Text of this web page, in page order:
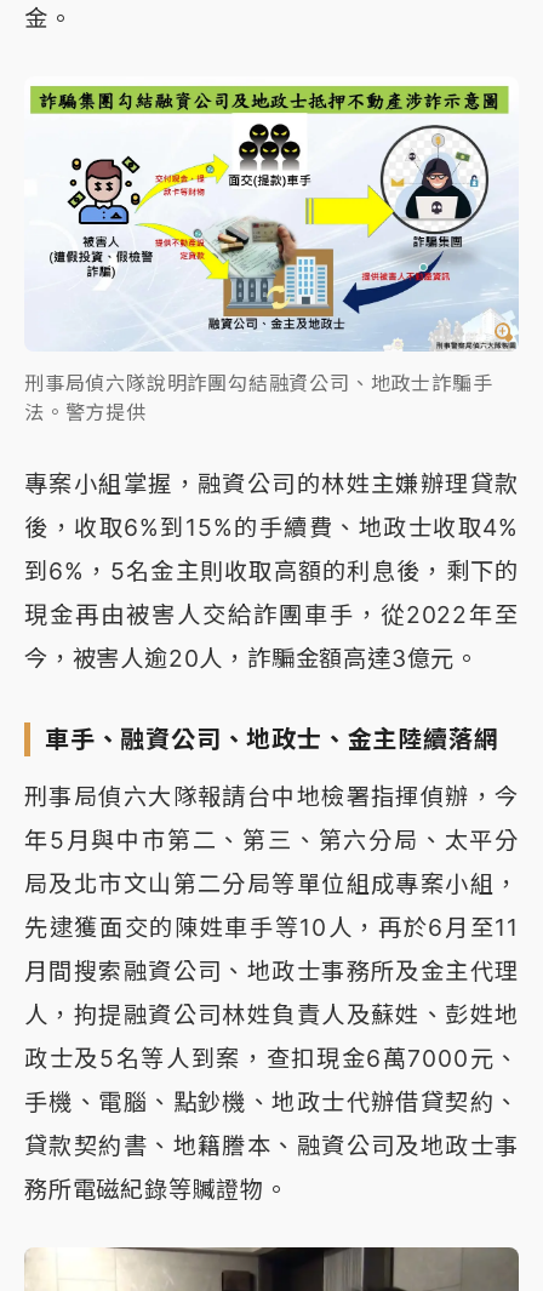
金。
刑事局偵六隊說明詐團勾結融資公司、地政士詐騙手
法。警方提供
專案小組掌握，融資公司的林姓主嫌辦理貸款
後，收取6%到15%的手續費、地政士收取4%
到6%，5名金主則收取高額的利息後，剩下的
現金再由被害人交給詐團車手，從2022年至
今，被害人逾20人，詐騙金額高達3億元。
車手、融資公司、地政士、金主陸續落網
刑事局偵六大隊報請台中地檢署指揮偵辦，今
年5月與中市第二、第三、第六分局、太平分
局及北市文山第二分局等單位組成專案小組，
先逮獲面交的陳姓車手等10人，再於6月至11
月間搜索融資公司、地政士事務所及金主代理
人，拘提融資公司林姓負責人及蘇姓、彭姓地
政士及5名等人到案，查扣現金6萬7000元、
手機、電腦、點鈔機、地政士代辦借貸契約、
貸款契約書、地籍謄本、融資公司及地政士事
務所電磁紀錄等贓證物。